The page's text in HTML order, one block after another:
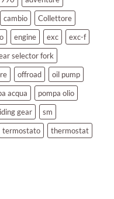
cambio
Collettore
engine exc
exc-f
selector fork
offroad
oil pump
acqua
pompa olio
gear
sm
termostato
thermostat